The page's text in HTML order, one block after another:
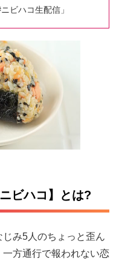
ハコ生配信」
ビハコ】とは?
み5人のちょっと歪ん
方通行で報われない恋